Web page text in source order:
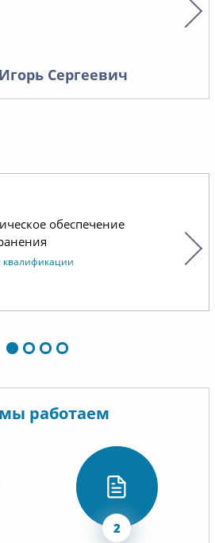
Сергеевич
обеспечение
работаем